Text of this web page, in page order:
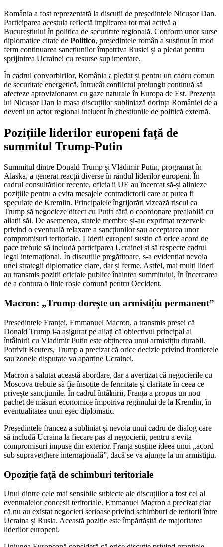
România a fost reprezentată la discuții de președintele Nicușor Dan.
Participarea acestuia reflectă implicarea tot mai activă a
Bucureștiului în politica de securitate regională. Conform unor surse
diplomatice citate de Politico, președintele român a susținut în mod
ferm continuarea sancțiunilor împotriva Rusiei și a pledat pentru
sprijinirea Ucrainei cu resurse suplimentare.
În cadrul convorbirilor, România a pledat și pentru un cadru comun
de securitate energetică, întrucât conflictul prelungit continuă să
afecteze aprovizionarea cu gaze naturale în Europa de Est. Prezența
lui Nicușor Dan la masa discuțiilor subliniază dorința României de a
deveni un actor regional influent în chestiunile de politică externă.
Pozițiile liderilor europeni față de
summitul Trump-Putin
Summitul dintre Donald Trump și Vladimir Putin, programat în
Alaska, a generat reacții diverse în rândul liderilor europeni. În
cadrul consultărilor recente, oficialii UE au încercat să-și alinieze
pozițiile pentru a evita mesajele contradictorii care ar putea fi
speculate de Kremlin. Principalele îngrijorări vizează riscul ca
Trump să negocieze direct cu Putin fără o coordonare prealabilă cu
aliații săi. De asemenea, statele membre și-au exprimat rezervele
privind o eventuală relaxare a sancțiunilor sau acceptarea unor
compromisuri teritoriale. Liderii europeni susțin că orice acord de
pace trebuie să includă participarea Ucrainei și să respecte cadrul
legal internațional. În discuțiile pregătitoare, s-a evidențiat nevoia
unei strategii diplomatice clare, dar și ferme. Astfel, mai mulți lideri
au transmis poziții oficiale publice înaintea summitului, în încercarea
de a contura o linie roșie comună pentru Occident.
Macron: „Trump dorește un armistițiu permanent”
Președintele Franței, Emmanuel Macron, a transmis presei că
Donald Trump i-a asigurat pe aliați că obiectivul principal al
întâlnirii cu Vladimir Putin este obținerea unui armistițiu durabil.
Potrivit Reuters, Trump a precizat că orice decizie privind frontierele
sau zonele disputate va aparține Ucrainei.
Macron a salutat această abordare, dar a avertizat că negocierile cu
Moscova trebuie să fie însoțite de fermitate și claritate în ceea ce
privește sancțiunile. În cadrul întâlnirii, Franța a propus un nou
pachet de măsuri economice împotriva regimului de la Kremlin, în
eventualitatea unui eșec diplomatic.
Președintele francez a subliniat și nevoia unui cadru de dialog care
să includă Ucraina la fiecare pas al negocierii, pentru a evita
compromisuri impuse din exterior. Franța susține ideea unui „acord
sub supraveghere internațională”, dacă se va ajunge la un armistițiu.
Opoziție față de schimburi teritoriale
Unul dintre cele mai sensibile subiecte ale discuțiilor a fost cel al
eventualelor concesii teritoriale. Emmanuel Macron a precizat clar
că nu au existat negocieri serioase privind schimburi de teritorii între
Ucraina și Rusia. Această poziție este împărtășită de majoritatea
liderilor europeni.